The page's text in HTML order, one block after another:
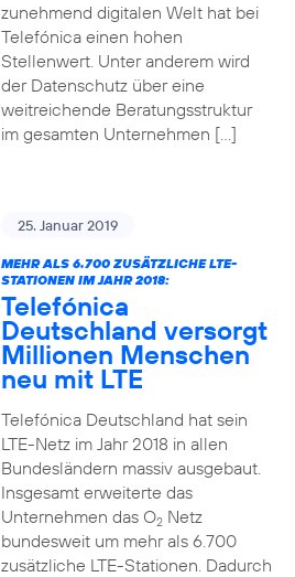
zunehmend digitalen Welt hat bei
Telefónica einen hohen
Stellenwert. Unter anderem wird
der Datenschutz über eine
weitreichende Beratungsstruktur
im gesamten Unternehmen […]
25. Januar 2019
MEHR ALS 6.700 ZUSÄTZLICHE LTE-
STATIONEN IM JAHR 2018:
Telefónica
Deutschland versorgt
Millionen Menschen
neu mit LTE
Telefónica Deutschland hat sein
LTE-Netz im Jahr 2018 in allen
Bundesländern massiv ausgebaut.
Insgesamt erweiterte das
Unternehmen das O2Netz
bundesweit um mehr als 6.700
zusätzliche LTE-Stationen. Dadurch